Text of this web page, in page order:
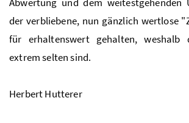
der verbliebene, nun gänzlich wertlose
für erhaltenswert gehalten, weshalb
extrem selten sind.
Herbert Hutterer